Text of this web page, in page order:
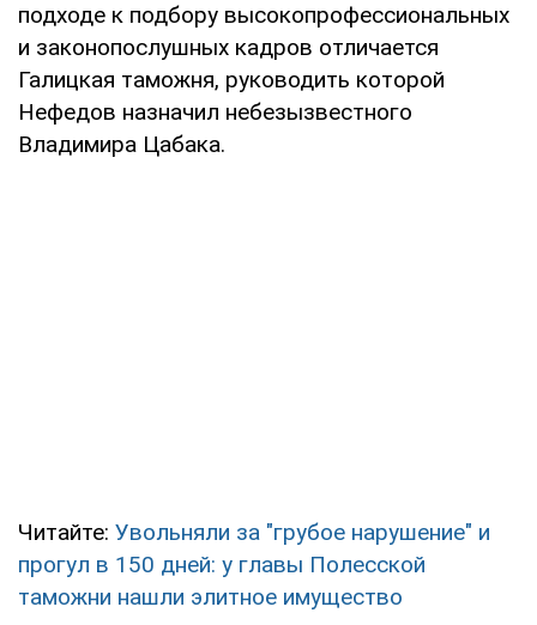
подходе к подбору высокопрофессиональных
и законопослушных кадров отличается
Галицкая таможня, руководить которой
Нефедов назначил небезызвестного
Владимира Цабака.
Читайте: Увольняли за "грубое нарушение" и
прогул в 150 дней: у главы Полесской
таможни нашли элитное имущество